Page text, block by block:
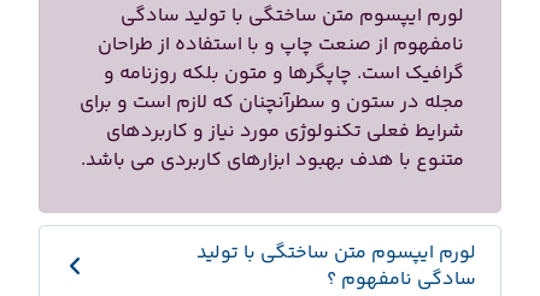
لورم ایپسوم متن ساختگی با تولید سادگی
نامفهوم از صنعت چاپ و با استفاده از طراحان
گرافیک است. چاپگرها و متون بلکه روزنامه و
مجله در ستون و سطرآنچنان که لازم است و برای
شرایط فعلی تکنولوژی مورد نیاز و کاربردهای
متنوع با هدف بهبود ابزارهای کاربردی می باشد.
لورم ایپسوم متن ساختگی با تولید
سادگی نامفهوم ؟